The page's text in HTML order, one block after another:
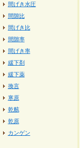
間げき水圧
間隙比
間げき比
間隙率
間げき率
緩下剤
緩下薬
換言
寒原
乾舷
乾原
カンゲン